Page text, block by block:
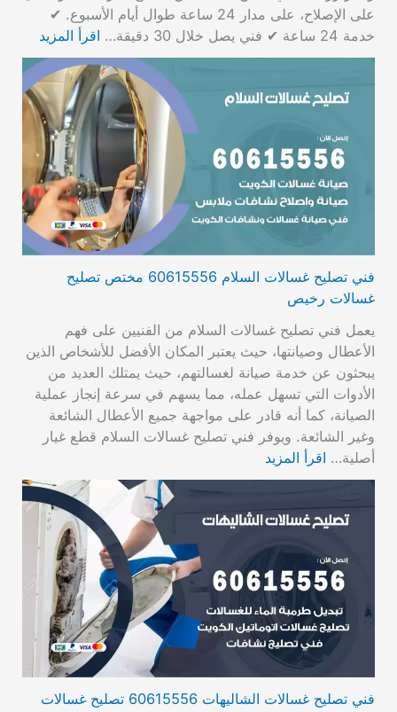
على الإصلاح، على مدار 24 ساعة طوال أيام الأسبوع. ✔
خدمة 24 ساعة ✔ فني يصل خلال 30 دقيقة…
اقرأ المزيد
فني تصليح غسالات السلام 60615556 مختص تصليح
غسالات رخيص
يعمل فني تصليح غسالات السلام من الفنيين على فهم
الأعطال وصيانتها، حيث يعتبر المكان الأفضل للأشخاص الذين
يبحثون عن خدمة صيانة لغسالتهم، حيث يمتلك العديد من
الأدوات التي تسهل عمله، مما يسهم في سرعة إنجاز عملية
الصيانة، كما أنه قادر على مواجهة جميع الأعطال الشائعة
وغير الشائعة. ويوفر فني تصليح غسالات السلام قطع غيار
أصلية… اقرأ المزيد
فني تصليح غسالات الشاليهات 60615556 تصليح غسالات